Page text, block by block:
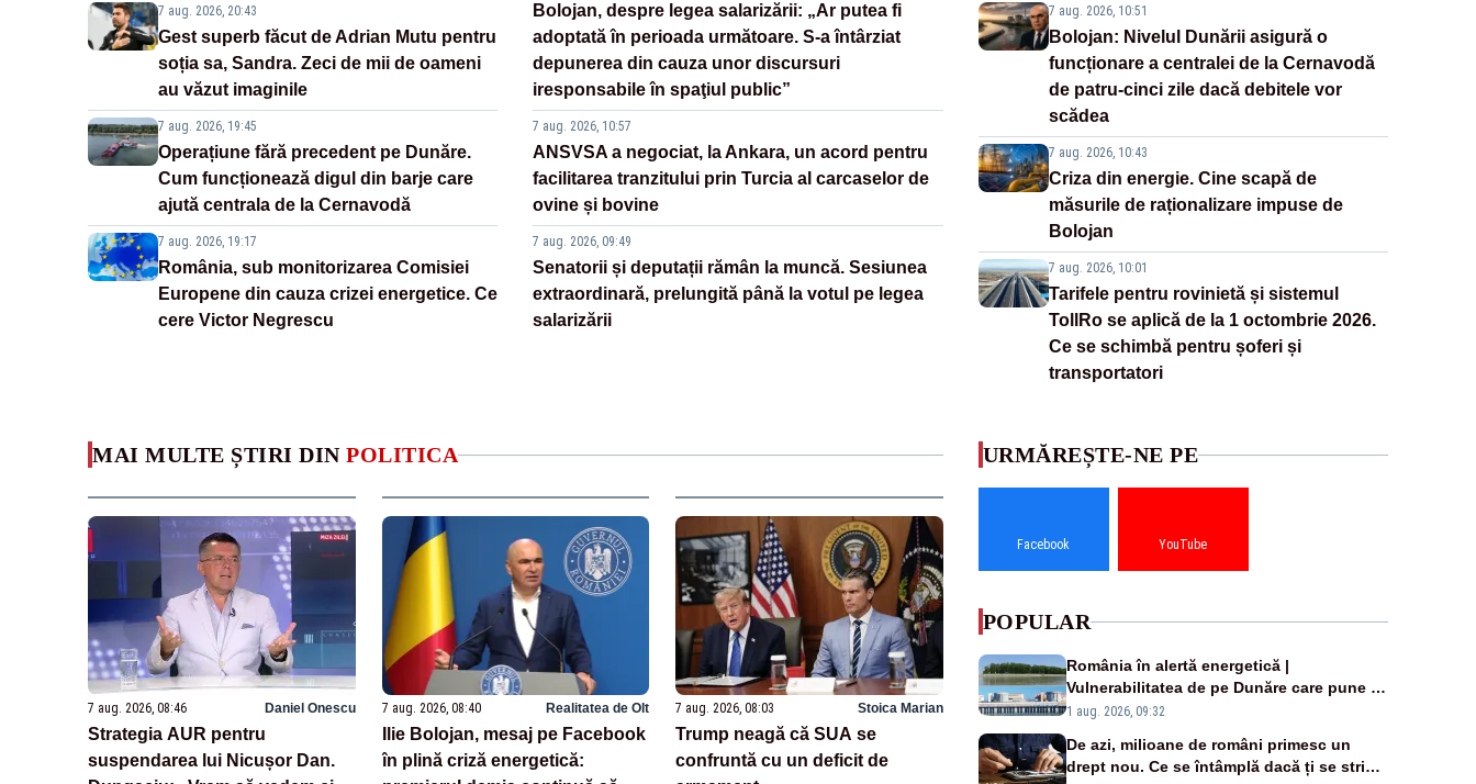
7 aug. 2026, 20:43
Gest superb făcut de Adrian Mutu pentru
soția sa, Sandra. Zeci de mii de oameni
au văzut imaginile
7 aug. 2026, 19:45
Operațiune fără precedent pe Dunăre.
Cum funcționează digul din barje care
ajută centrala de la Cernavodă
7 aug. 2026, 19:17
România, sub monitorizarea Comisiei
Europene din cauza crizei energetice. Ce
cere Victor Negrescu
Bolojan, despre legea salarizării: „Ar putea fi
adoptată în perioada următoare. S-a întârziat
depunerea din cauza unor discursuri
iresponsabile în spaţiul public”
7 aug. 2026, 10:57
ANSVSA a negociat, la Ankara, un acord pentru
facilitarea tranzitului prin Turcia al carcaselor de
ovine și bovine
7 aug. 2026, 09:49
Senatorii și deputații rămân la muncă. Sesiunea
extraordinară, prelungită până la votul pe legea
salarizării
7 aug. 2026, 10:51
Bolojan: Nivelul Dunării asigură o
funcționare a centralei de la Cernavodă
de patru-cinci zile dacă debitele vor
scădea
7 aug. 2026, 10:43
Criza din energie. Cine scapă de
măsurile de raționalizare impuse de
Bolojan
7 aug. 2026, 10:01
Tarifele pentru rovinietă și sistemul
TollRo se aplică de la 1 octombrie 2026.
Ce se schimbă pentru șoferi și
transportatori
MAI MULTE ȘTIRI DIN POLITICA
7 aug. 2026, 08:46 Daniel Onescu
Strategia AUR pentru
suspendarea lui Nicușor Dan.
7 aug. 2026, 08:40 Realitatea de Olt
Ilie Bolojan, mesaj pe Facebook
în plină criză energetică:
7 aug. 2026, 08:03 Stoica Marian
Trump neagă că SUA se
confruntă cu un deficit de
URMĂREȘTE-NE PE
Facebook YouTube
POPULAR
România în alertă energetică |
Vulnerabilitatea de pe Dunăre care pune în
pericol Centrala Cernavodă era cunoscută
1 aug. 2026, 09:32
De azi, milioane de români primesc un
drept nou. Ce se întâmplă dacă ți se strică